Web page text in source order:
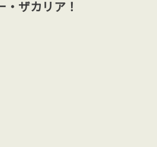
・ザカリア！